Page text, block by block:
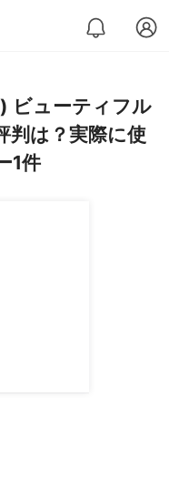
ビューティフル
判は？実際に使
1件